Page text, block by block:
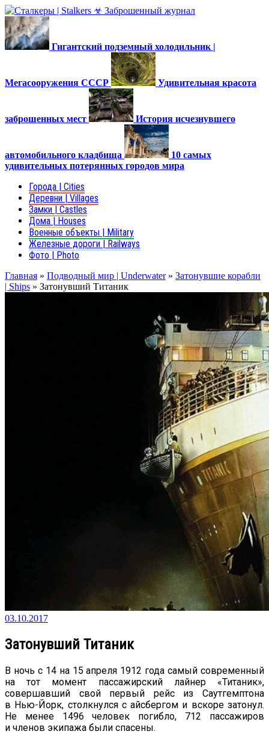
Гигантский подземный холодильник |
Мегасооружения СССР Удивительная красота
заброшенных мест История исчезнувшего
автомобильного кладбища
10 самых
удивительных потерянных городов мира
Города | Cities
Деревни | Villages
Замки | Castles
Дома | Houses
Военные объекты | Military
Железные дороги | Railways
Фото | Photo
Главная » Подводный мир | Underwater» Затонувшие корабли
| Ships » Затонувший Титаник
03.10.2017
Затонувший Титаник
В ночь с 14 на 15 апреля 1912 года самый современный
на тот момент пассажирский лайнер «Титаник»,
совершавший свой первый рейс из Саутгемптона
в Нью-Йорк, столкнулся с айсбергом и вскоре затонул.
Не менее 1496 человек погибло, 712 пассажиров
и членов экипажа были спасены.